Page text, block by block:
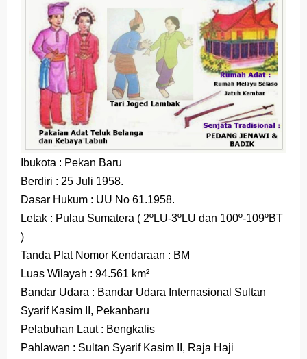
Ibukota : Pekan Baru
Berdiri : 25 Juli 1958.
Dasar Hukum : UU No 61.1958.
Letak : Pulau Sumatera ( 2ºLU-3ºLU dan 100º-109ºBT
)
Tanda Plat Nomor Kendaraan : BM
Luas Wilayah : 94.561 km²
Bandar Udara : Bandar Udara Internasional Sultan
Syarif Kasim II, Pekanbaru
Pelabuhan Laut : Bengkalis
Pahlawan : Sultan Syarif Kasim II, Raja Haji